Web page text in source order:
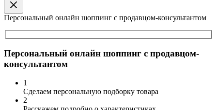
Персональный онлайн шоппинг с продавцом-консультантом
Персональный онлайн шоппинг с продавцом-
консультантом
1
Сделаем персональную подборку товара
2